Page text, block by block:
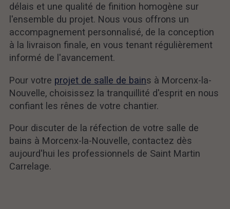
délais et une qualité de finition homogène sur
l'ensemble du projet. Nous vous offrons un
accompagnement personnalisé, de la conception
à la livraison finale, en vous tenant régulièrement
informé de l'avancement.
Pour votre projet de salle de bains à Morcenx-la-
Nouvelle, choisissez la tranquillité d'esprit en nous
confiant les rênes de votre chantier.
Pour discuter de la réfection de votre salle de
bains à Morcenx-la-Nouvelle, contactez dès
aujourd'hui les professionnels de Saint Martin
Carrelage.